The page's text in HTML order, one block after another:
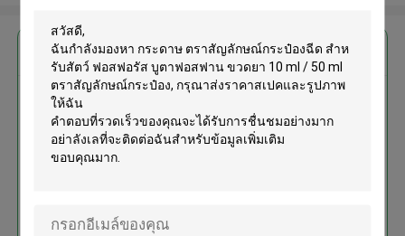
এর সেরা মূল্য পান
สําหรับสัตว์ ฟอสฟอรัส บูตาฟอส
ฟาน ขวดยา 10 ml / 50 ml ตรา